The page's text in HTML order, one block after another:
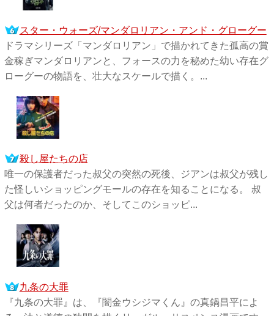
スター・ウォーズ/マンダロリアン・アンド・グローグー
ドラマシリーズ「マンダロリアン」で描かれてきた孤高の賞
金稼ぎマンダロリアンと、フォースの力を秘めた幼い存在グ
ローグーの物語を、壮大なスケールで描く。...
殺し屋たちの店
唯一の保護者だった叔父の突然の死後、ジアンは叔父が残し
た怪しいショッピングモールの存在を知ることになる。 叔
父は何者だったのか、そしてこのショッピ...
九条の大罪
『九条の大罪』は、『闇金ウシジマくん』の真鍋昌平によ